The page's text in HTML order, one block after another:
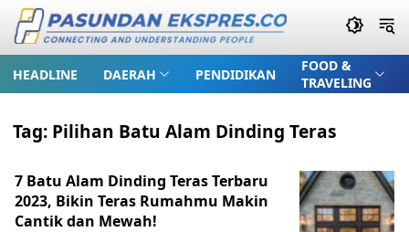
HEADLINE DAERAH PENDIDIKAN
FOOD &
TRAVELING
Tag: Pilihan Batu Alam Dinding Teras
7 Batu Alam Dinding Teras Terbaru
2023, Bikin Teras Rumahmu Makin
Cantik dan Mewah!